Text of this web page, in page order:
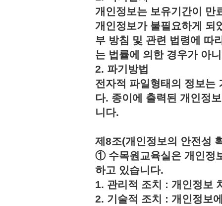
개인정보는 보유기간이 만
개인정보가 불필요하게 되
부 방침 및 관련 법령에 따
는 법률에 의한 경우가 아
2. 파기방법
전자적 파일형태의 정보는
다. 종이에 출력된 개인정
니다.
제8조(개인정보의 안전성
① 수목원교육실은 개인정
하고 있습니다.
1. 관리적 조치 : 개인정보
2. 기술적 조치 : 개인정보